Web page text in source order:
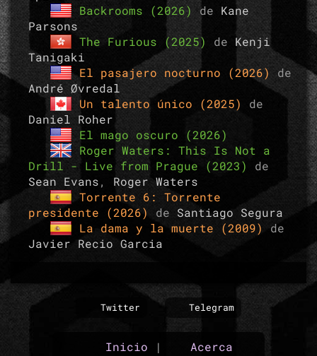
Backrooms (2026) de Kane
Parsons
The Furious (2025) de Kenji
Tanigaki
El pasajero nocturno (2026) de
André Øvredal
Un talento único (2025) de
Daniel Roher
El mago oscuro (2026)
Roger Waters: This Is Not a
Drill - Live from Prague (2023) de
Sean Evans, Roger Waters
Torrente 6: Torrente
presidente (2026) de Santiago Segura
La dama y la muerte (2009) de
Javier Recio Garcia
Twitter Telegram
Inicio | Acerca